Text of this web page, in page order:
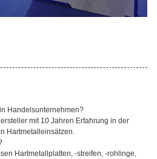
Handelsunternehmen?
mit 10 Jahren Erfahrung in der
Hartmetalleinsätzen.
Hartmetallplatten, -streifen, -rohlinge,